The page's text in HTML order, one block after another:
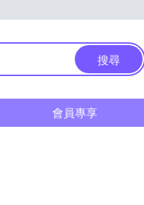
搜尋
會員專享